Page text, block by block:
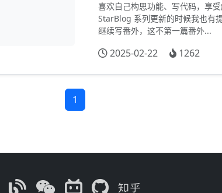
喜欢自己构思功能、写代码，享
StarBlog 系列更新的时候我也有
继续写番外，这不第一篇番外...
2025-02-22 1262
1